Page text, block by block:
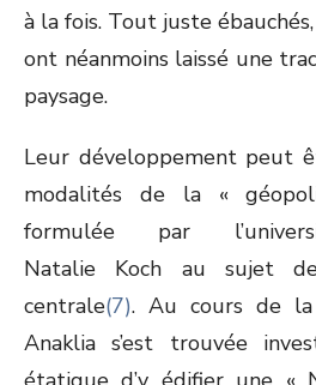
à la fois. Tout juste
ont néanmoins laissé une
paysage.
Leur développement peut
modalités de la «
formulée par
Natalie Koch au sujet
centrale(7). Au cours de la
Anaklia s’est trouvée